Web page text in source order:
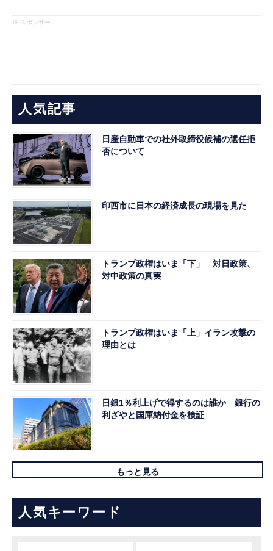
※ スポンサー
人気記事
日産自動車での社外取締役候補の選任拒
否について
印西市に日本の経済成長の現場を見た
トランプ政権はいま「下」 対日政策、
対中政策の真実
トランプ政権はいま「上」イラン攻撃の
理由とは
日銀1％利上げで得するのは誰か 銀行の
利ざやと国庫納付金を検証
もっと見る
人気キーワード